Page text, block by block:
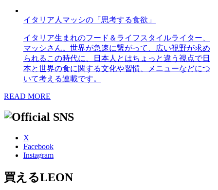
イタリア人マッシの「思考する食欲」
イタリア生まれのフード＆ライフスタイルライター、
マッシさん。世界が急速に繋がって、広い視野が求め
られるこの時代に、日本人とはちょっと違う視点で日
本と世界の食に関する文化や習慣、メニューなどにつ
いて考える連載です。
READ MORE
X
Facebook
Instagram
買えるLEON